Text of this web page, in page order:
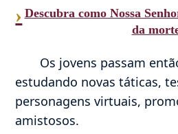
› Descubra como Nossa
da
Os jovens passam
estudando novas táticas,
personagens virtuais,
amistosos.